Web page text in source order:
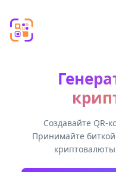
Создавайте QR-
Принимайте